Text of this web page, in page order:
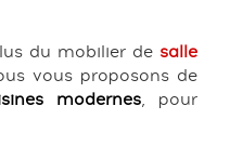
du mobilier de salle
vous proposons de
modernes, pour